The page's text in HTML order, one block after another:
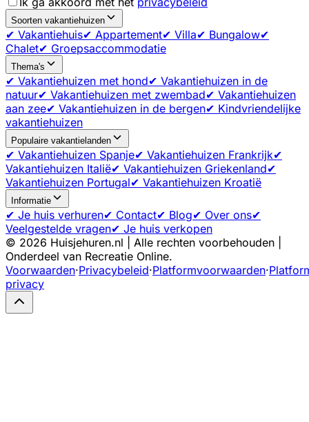
Soorten vakantiehuizen
✔ Vakantiehuis✔ Appartement✔ Villa✔ Bungalow✔
Chalet✔ Groepsaccommodatie
Thema's
✔ Vakantiehuizen met hond✔ Vakantiehuizen in de
natuur✔ Vakantiehuizen met zwembad✔ Vakantiehuizen
aan zee✔ Vakantiehuizen in de bergen✔ Kindvriendelijke
vakantiehuizen
Populaire vakantielanden
✔ Vakantiehuizen Spanje✔ Vakantiehuizen Frankrijk✔
Vakantiehuizen Italië✔ Vakantiehuizen Griekenland✔
Vakantiehuizen Portugal✔ Vakantiehuizen Kroatië
Informatie
✔ Je huis verhuren✔ Contact✔ Blog✔ Over ons✔
Veelgestelde vragen✔ Je huis verkopen
© 2026 Huisjehuren.nl | Alle rechten voorbehouden |
Onderdeel van Recreatie Online.
Voorwaarden·Privacybeleid·Platformvoorwaarden·
privacy